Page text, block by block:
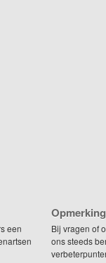
een
Bij vragen of
ons steeds